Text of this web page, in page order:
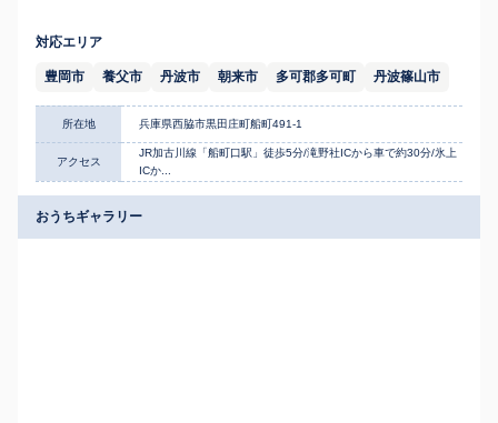
対応エリア
豊岡市 養父市 丹波市 朝来市 多可郡多可町 丹波篠山市
所在地 兵庫県西脇市黒田庄町船町491-1
アクセス
JR加古川線「船町口駅」徒歩5分/滝野社ICから車で約30分/氷上
ICか...
おうちギャラリー